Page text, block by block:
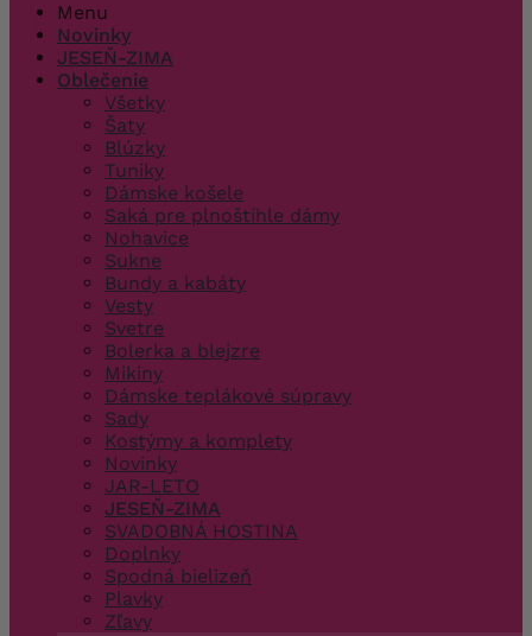
Menu
Novinky
JESEŇ-ZIMA
Oblečenie
Všetky
Šaty
Blúzky
Tuniky
Dámske košele
Saká pre plnoštíhle dámy
Nohavice
Sukne
Bundy a kabáty
Vesty
Svetre
Bolerka a blejzre
Mikiny
Dámske teplákové súpravy
Sady
Kostýmy a komplety
Novinky
JAR-LETO
JESEŇ-ZIMA
SVADOBNÁ HOSTINA
Doplnky
Spodná bielizeň
Plavky
Zľavy